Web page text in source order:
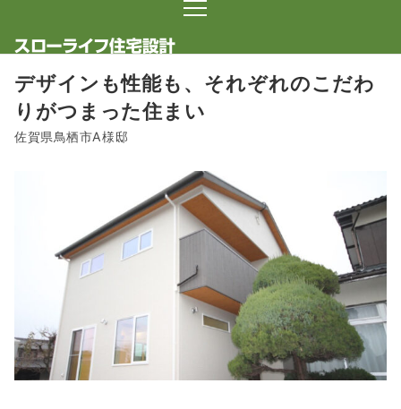
デザインも性能も、それぞれのこだわ
りがつまった住まい
佐賀県鳥栖市A様邸